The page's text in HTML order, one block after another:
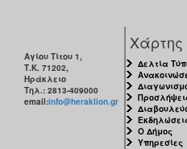
ΑΝΘΕΚΤΙΚΗ
ΠΟΛΗ
Αγίου Τίτου 1,
Τ.Κ. 71202,
Ηράκλειο
Τηλ.: 2813-409000
email:info@heraklion.gr
Χάρτης
Δελτία
Ο Δήμος
Υπηρεσίες